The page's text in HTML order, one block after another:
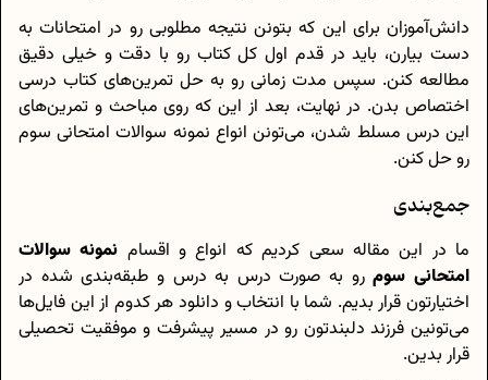
دانش‌آموزان برای این که بتونن نتیجه مطلوبی رو در امتحانات به
دست بیارن، باید در قدم اول کل کتاب رو با دقت و خیلی دقیق
مطالعه کنن. سپس مدت زمانی رو به حل تمرین‌های کتاب درسی
اختصاص بدن. در نهایت، بعد از این که روی مباحث و تمرین‌های
این درس مسلط شدن، می‌تونن انواع نمونه سوالات امتحانی سوم
رو حل کنن.
جمع‌بندی
ما در این مقاله سعی کردیم که انواع و اقسام نمونه سوالات
امتحانی سومرو به صورت درس به درس و طبقه‌بندی شده در
اختیارتون قرار بدیم. شما با انتخاب و دانلود هر کدوم از این فایل‌ها
می‌تونین فرزند دلبندتون رو در مسیر پیشرفت و موفقیت تحصیلی
قرار بدین.